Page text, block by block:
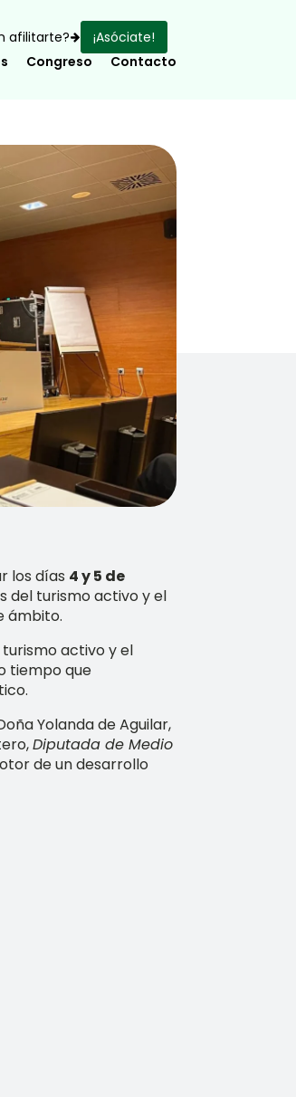
afilitarte?
¡Asóciate!
Congreso Contacto
los días 4 y 5 de
del turismo activo y el
ámbito.
activo y el
tiempo que
Yolanda de Aguilar,
Diputada de Medio
de un desarrollo